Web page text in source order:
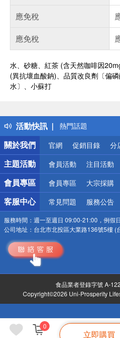
0
立即購買
應免稅
應免稅
水、砂糖、紅茶 (含天然咖啡因
(異抗壞血酸鈉)、品質改良劑〔偏
水〕、小蘇打
活動快訊
得獎公告
熱門話題
銀行優惠
偏遠地區配送
詐騙網頁！請小心
關於我們
官網 促銷目錄 分
主題活動 會員活動 注目活動
會員專區 會員專區 大宗採購
客服中心 常見問題 服務公告
服務時間： 週一至週日 09:00-21:00，例假
公司地址： 台北市北投區大業路136號5樓 (
食品業者登錄字號 A-
Copyright©2026 Uni-Prosperity